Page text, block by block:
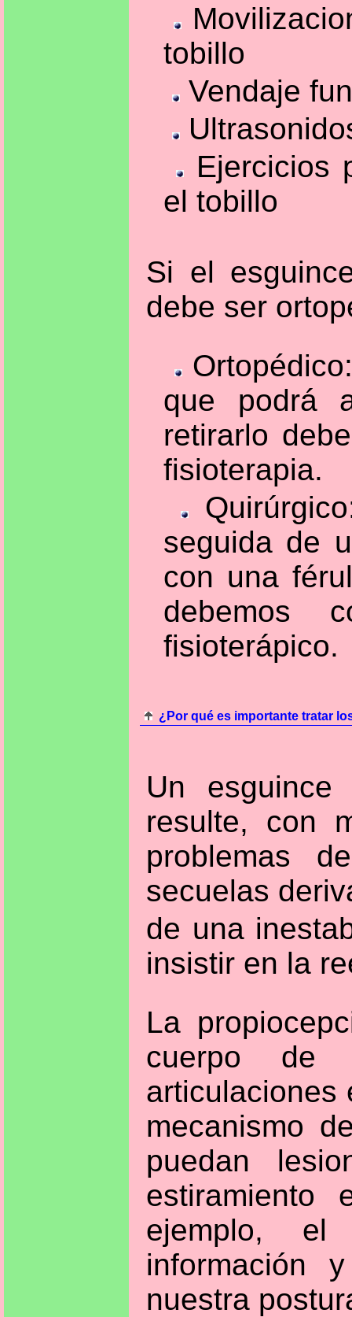
tobillo
Vendaje
Ejercicios
el tobillo
Si el
debe ser
que podrá
retirarlo
fisioterapia.
seguida de
con una
debemos
fisioterápico.
¿Por qué es importante tratar
Un
resulte, con
problemas
secuelas
de una
insistir en la
La
cuerpo de
articulaciones
mecanismo
puedan
estiramiento
ejemplo, el
información
nuestra